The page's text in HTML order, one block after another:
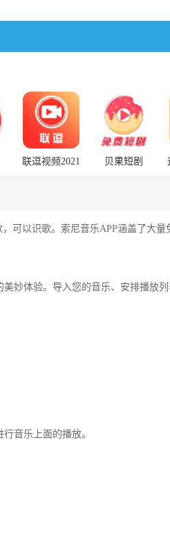
联逗视频2021
贝果短剧
可以识歌。索尼音乐APP涵盖了大
妙体验。导入您的音乐、安排播放
音乐上面的播放。